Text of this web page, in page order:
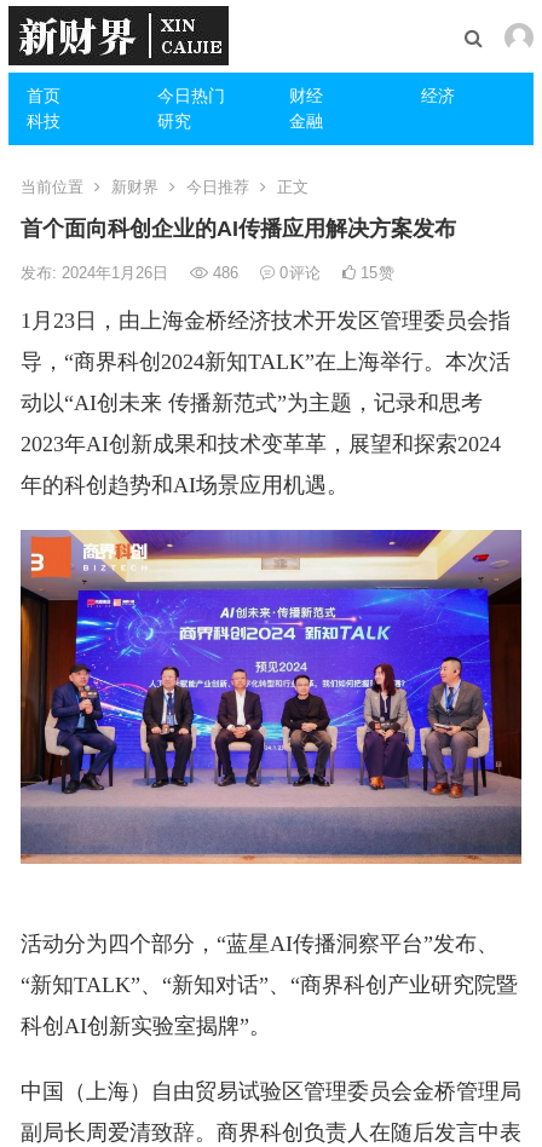
首页 今日热门 财经
经济
科技
研究 金融
当前位置 新财界 今日推荐 正文
首个面向科创企业的AI传播应用解决方案发布
发布: 2024年1月26日 486 0评论 15赞
1月23日，由上海金桥经济技术开发区管理委员会指
导，“商界科创2024新知TALK”在上海举行。本次活
动以“AI创未来 传播新范式”为主题，记录和思考
2023年AI创新成果和技术变革革，展望和探索2024
年的科创趋势和AI场景应用机遇。
活动分为四个部分，“蓝星AI传播洞察平台”发布、
“新知TALK”、“新知对话”、“商界科创产业研究院暨
科创AI创新实验室揭牌”。
中国（上海）自由贸易试验区管理委员会金桥管理局
副局长周爱清致辞。商界科创负责人在随后发言中表